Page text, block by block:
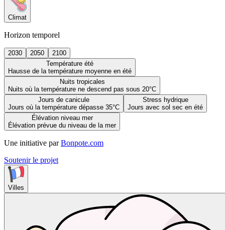
Climat
Horizon temporel
2030 2050
2100
Température été
Hausse de la température moyenne en été
Nuits tropicales
Nuits où la température ne descend pas sous 20°C
Jours de canicule
Jours où la température dépasse 35°C
Stress hydrique
Jours avec sol sec en été
Élévation niveau mer
Élévation prévue du niveau de la mer
Une initiative par Bonpote.com
Soutenir le projet
Villes